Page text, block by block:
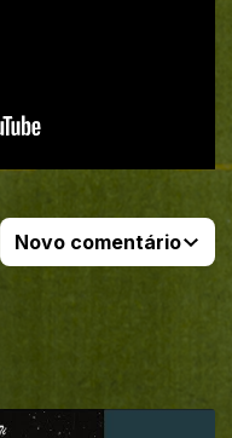
Novo comentário